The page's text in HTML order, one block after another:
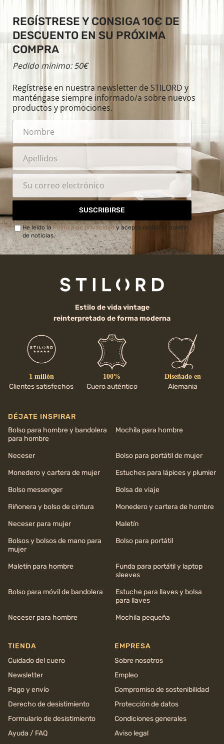
REGÍSTRESE Y CONSIGA 10€ DE
DESCUENTO EN SU PRÓXIMA
COMPRA
Pedido mínimo: 50€
Regístrese en nuestra newsletter de STILORD y
manténgase siempre informado/a sobre nuevos
productos y promociones.
SUSCRIBIRSE
He leído laPolítica de privacidady acepto recibir el boletín
de noticias.
Estilo de vida vintage
reinterpretado de forma moderna
1 millón
Clientes satisfechos
100%
Cuero auténtico
Diseñado en
Alemania
DÉJATE INSPIRAR
Bolso para hombre y bandolera
para hombre
Mochila para hombre
Neceser
Bolso para portátil de mujer
Monedero y cartera de mujer
Estuches para lápices y plumier
Bolso messenger
Bolsa de viaje
Riñonera y bolso de cintura
Monedero y cartera de hombre
Neceser para mujer
Maletín
Bolsos y bolsos de mano para
mujer
Bolso para portátil
Maletín para hombre
Funda para portátil y laptop
sleeves
Bolso para móvil de bandolera
Estuche para llaves y bolsa
para llaves
Neceser para hombre
Mochila pequeña
TIENDA
Cuidado del cuero
Newsletter
Pago y envío
Derecho de desistimiento
Formulario de desistimiento
Ayuda / FAQ
EMPRESA
Sobre nosotros
Empleo
Compromiso de sostenibilidad
Protección de datos
Condiciones generales
Aviso legal